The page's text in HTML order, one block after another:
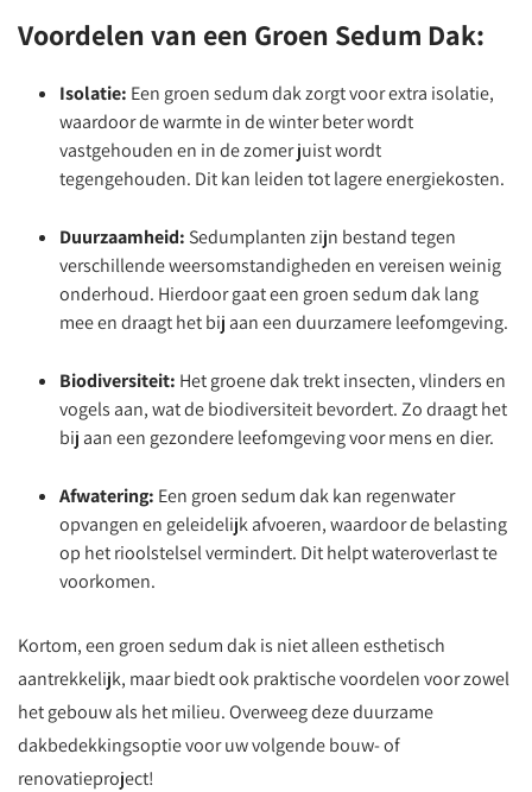
Voordelen van een Groen Sedum Dak:
Isolatie: Een groen sedum dak zorgt voor extra isolatie,
waardoor de warmte in de winter beter wordt
vastgehouden en in de zomer juist wordt
tegengehouden. Dit kan leiden tot lagere energiekosten.
Duurzaamheid: Sedumplanten zijn bestand tegen
verschillende weersomstandigheden en vereisen weinig
onderhoud. Hierdoor gaat een groen sedum dak lang
mee en draagt het bij aan een duurzamere leefomgeving.
Biodiversiteit: Het groene dak trekt insecten, vlinders en
vogels aan, wat de biodiversiteit bevordert. Zo draagt het
bij aan een gezondere leefomgeving voor mens en dier.
Afwatering: Een groen sedum dak kan regenwater
opvangen en geleidelijk afvoeren, waardoor de belasting
op het rioolstelsel vermindert. Dit helpt wateroverlast te
voorkomen.
Kortom, een groen sedum dak is niet alleen esthetisch
aantrekkelijk, maar biedt ook praktische voordelen voor zowel
het gebouw als het milieu. Overweeg deze duurzame
dakbedekkingsoptie voor uw volgende bouw- of
renovatieproject!